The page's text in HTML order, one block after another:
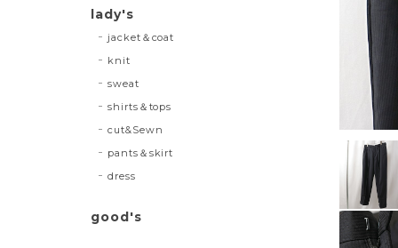
lady's
jacket＆coat
knit
sweat
shirts＆tops
cut&Sewn
pants＆skirt
dress
good's